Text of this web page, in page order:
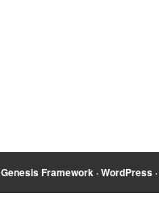
Genesis Framework·WordPress·